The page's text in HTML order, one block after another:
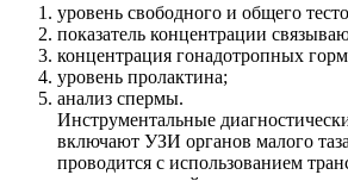
уровень свободного и общего
показатель концентрации
концентрация гонадотропных
уровень пролактина;
анализ спермы.
Инструментальные
включают УЗИ органов малого
проводится с использованием